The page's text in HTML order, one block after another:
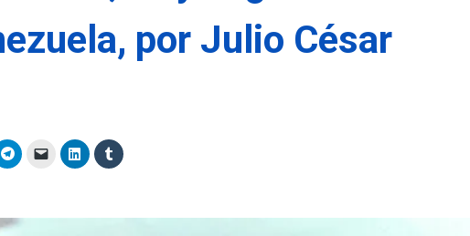
por Julio César